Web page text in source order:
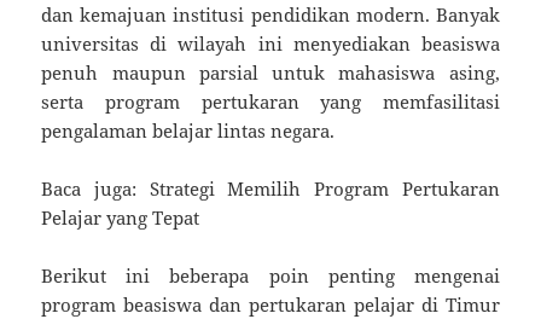
dan kemajuan institusi pendidikan modern. Banyak
universitas di wilayah ini menyediakan beasiswa
penuh maupun parsial untuk mahasiswa asing,
serta program pertukaran yang memfasilitasi
pengalaman belajar lintas negara.
Baca juga: Strategi Memilih Program Pertukaran
Pelajar yang Tepat
Berikut ini beberapa poin penting mengenai
program beasiswa dan pertukaran pelajar di Timur